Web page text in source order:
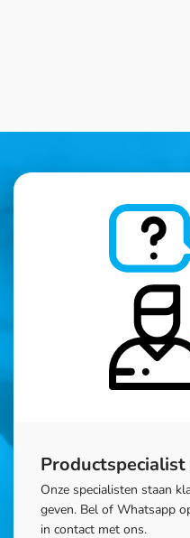
Productspecialist
Onze specialisten staan
geven. Bel of Whatsapp
in contact met ons.